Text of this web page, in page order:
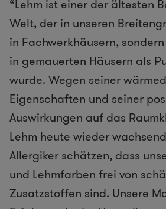
“Lehm ist einer der ältesten
Welt, der in unseren
in Fachwerkhäusern,
in gemauerten Häusern als
wurde. Wegen seiner
Eigenschaften und seiner
Auswirkungen auf das
Lehm heute wieder
Allergiker schätzen, dass
und Lehmfarben frei von
Zusatzstoffen sind. Unsere